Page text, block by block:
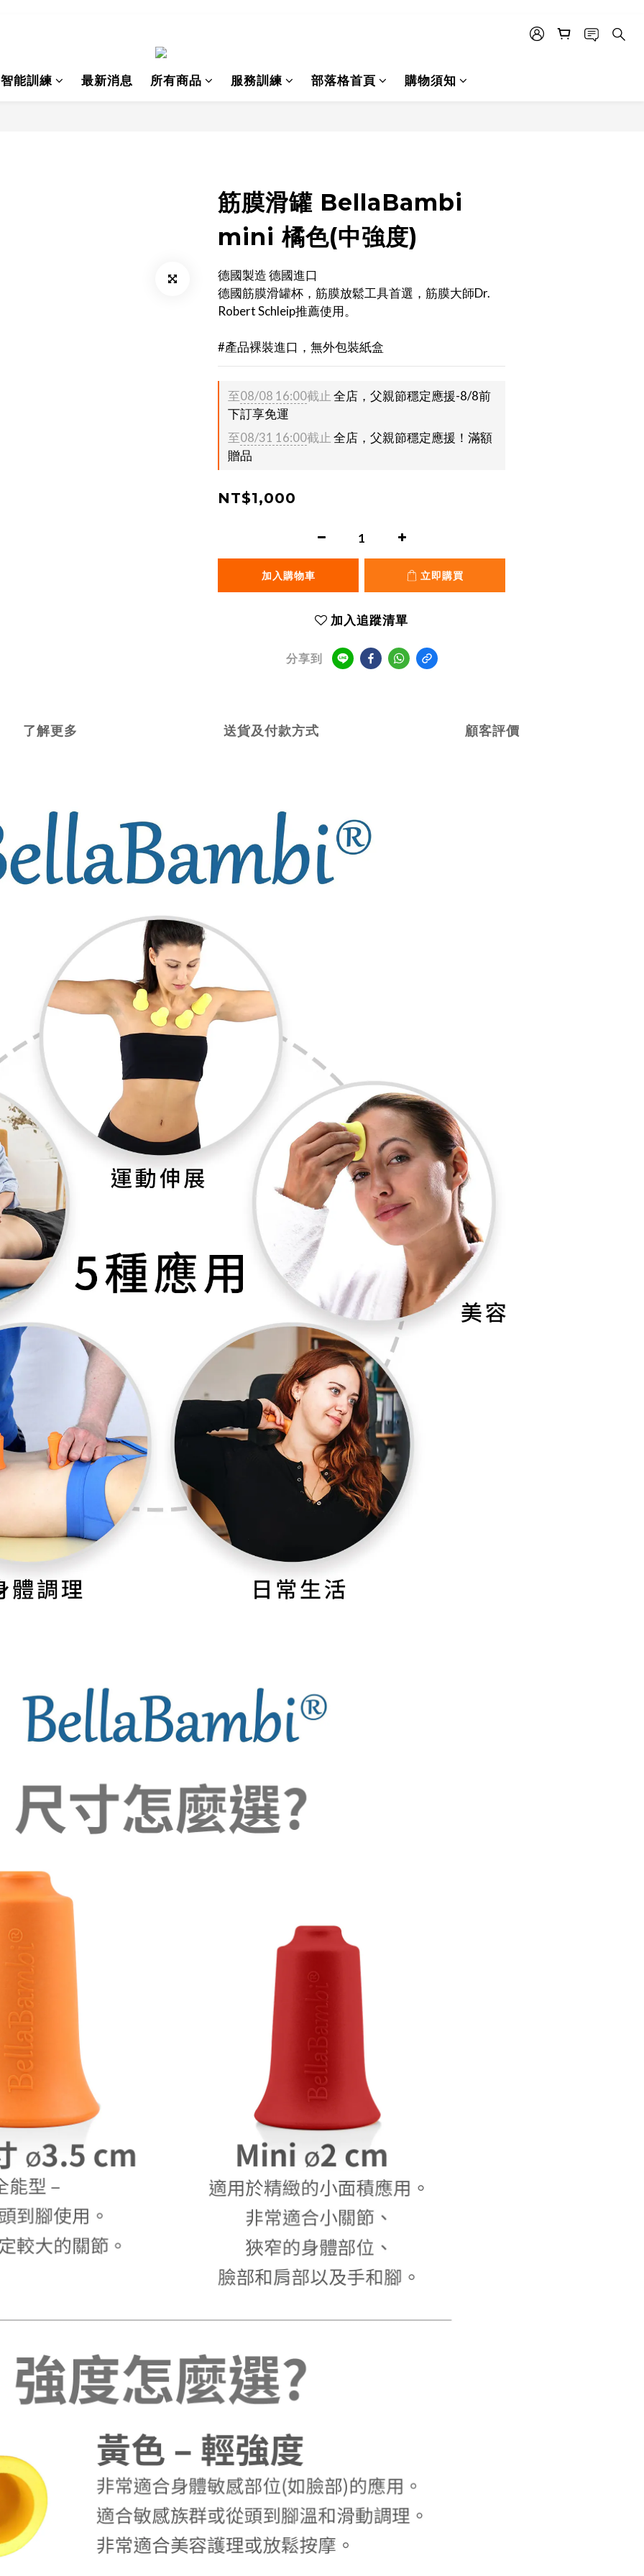
能訓練 最新消息 所有商品 服務訓練 部落格首頁 購物須知
筋膜滑罐 BellaBambi
mini 橘色(中強度)
德國製造 德國進口
德國筋膜滑罐杯，筋膜放鬆工具首選，筋膜大師Dr.
Robert Schleip推薦使用。
#產品裸裝進口，無外包裝紙盒
至08/08 16:00截止 全店，父親節穩定應援-8/8前
下訂享免運
至08/31 16:00截止 全店，父親節穩定應援！滿額
贈品
NT$1,000
加入購物車 立即購買
加入追蹤清單
分享到
了解更多 送貨及付款方式 顧客評價